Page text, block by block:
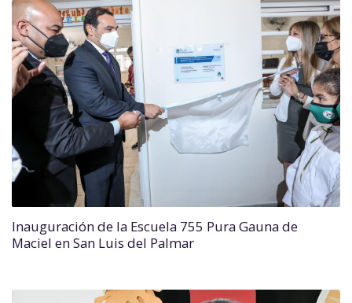
Inauguración de la Escuela 755 Pura Gauna de
Maciel en San Luis del Palmar